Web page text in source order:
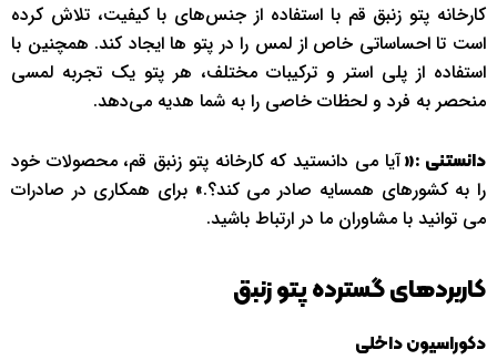
کارخانه پتو زنبق قم با استفاده از جنس‌های با کیفیت، تلاش کرده
است تا احساساتی خاص از لمس را در پتو ها ایجاد کند. همچنین با
استفاده از پلی استر و ترکیبات مختلف، هر پتو یک تجربه لمسی
منحصر به فرد و لحظات خاصی را به شما هدیه می‌دهد.
دانستنی :«آیا می دانستید که کارخانه پتو زنبق قم، محصولات خود
را به کشورهای همسایه صادر می کند؟.» برای همکاری در صادرات
می توانید با مشاوران ما در ارتباط باشید.
کاربردهای گسترده پتو زنبق
دکوراسیون داخلی